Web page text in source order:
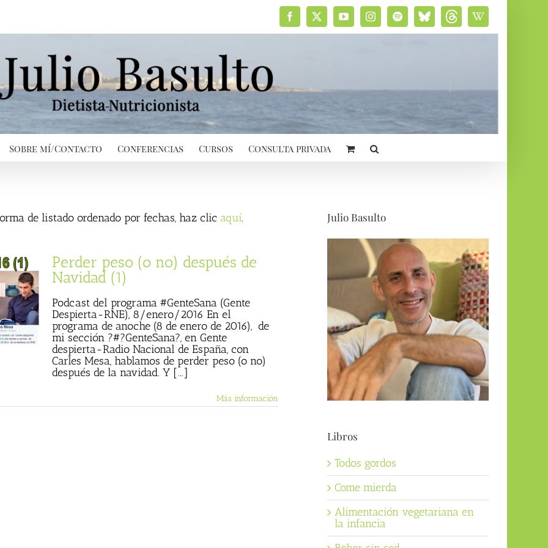
Facebook
X YouTubeInstagramSpotifyBluesky
social
ThreadsWikipedia
Sobre mí/Contacto Conferencias Cursos Consulta privada
de listado ordenado por fechas, haz clic aquí.
Perder peso (o no) después de
Navidad (1)
Podcast del programa #GenteSana (Gente
Despierta-RNE), 8/enero/2016 En el
programa de anoche (8 de enero de 2016), de
mi sección ?#?GenteSana?, en Gente
despierta-Radio Nacional de España, con
Carles Mesa, hablamos de perder peso (o no)
después de la navidad. Y [...]
Más información
Julio Basulto
Libros
Todos gordos
Come mierda
Alimentación vegetariana en
la infancia